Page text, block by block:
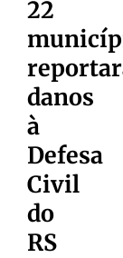
22
danos
à
Defesa
Civil
do
RS